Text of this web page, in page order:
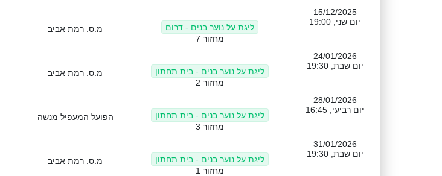
15/12/2025
יום שני, 19:00
ליגת על נוער בנים - דרום
מחזור 7
מ.ס. רמת אביב
24/01/2026
יום שבת, 19:30
ליגת על נוער בנים - בית תחתון
מחזור 2
מ.ס. רמת אביב
28/01/2026
יום רביעי, 16:45
ליגת על נוער בנים - בית תחתון
מחזור 3
הפועל המעפיל מנשה
31/01/2026
יום שבת, 19:30
ליגת על נוער בנים - בית תחתון
מחזור 1
מ.ס. רמת אביב